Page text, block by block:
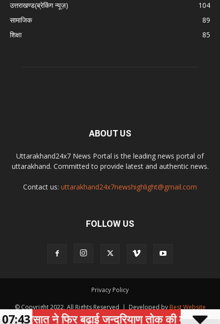
उत्तराखण्ड(ब्रेकिंग न्यूज़)
104
सामाजिक
89
शिक्षा
85
ABOUT US
Uttarakhand24x7 News Portal is the leading news portal of
uttarakhand. Committed to provide latest and authentic news.
Contact us: uttarakhand24x7newshighlight@gmail.com
FOLLOW US
Privacy Policy
© Copyright 2022, All Rights Reserved | Developed by Best Website
Development Company
बरसात ने फिर बढ़ाई जन्दरियाण तोक की मुश्किलें,
07:43